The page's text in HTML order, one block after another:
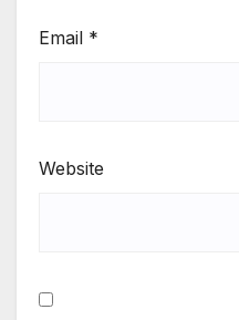
Email *
Website